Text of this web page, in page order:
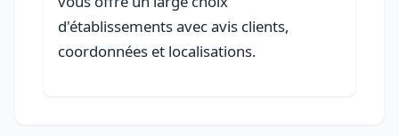
d'établissements avec avis clients,
coordonnées et localisations.